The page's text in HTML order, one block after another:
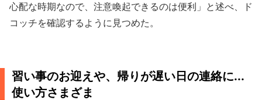
心配な時期なので、注意喚起できるのは便利」と述べ、ド
コッチを確認するように見つめた。
習い事のお迎えや、帰りが遅い日の連絡に...
使い方さまざま